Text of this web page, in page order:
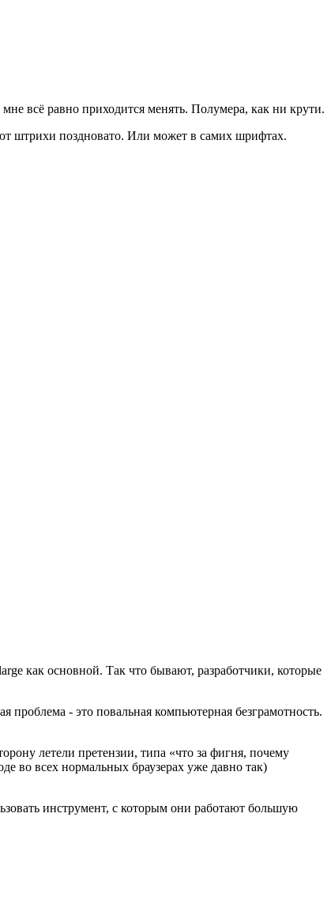
всё равно приходится менять. Полумера, как ни крути.
штрихи поздновато. Или может в самих шрифтах.
как основной. Так что бывают, разработчики, которые
проблема - это повальная компьютерная безграмотность.
летели претензии, типа «что за фигня, почему
во всех нормальных браузерах уже давно так)
инструмент, с которым они работают большую